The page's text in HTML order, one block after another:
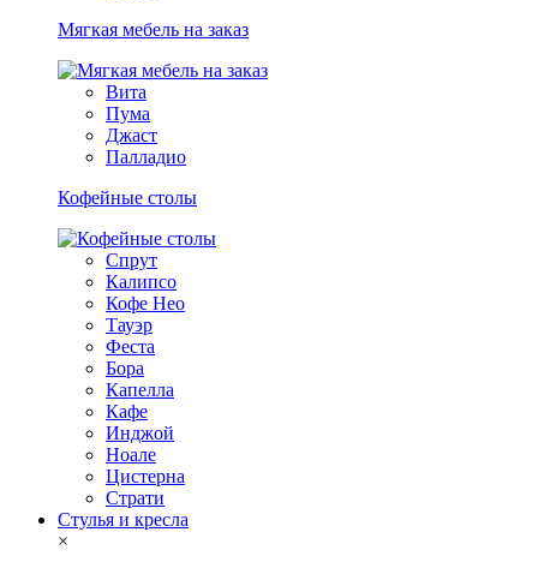
Мягкая мебель на заказ
Вита
Пума
Джаст
Палладио
Кофейные столы
Спрут
Калипсо
Кофе Нео
Тауэр
Феста
Бора
Капелла
Кафе
Инджой
Ноале
Цистерна
Страти
Стулья и кресла
×